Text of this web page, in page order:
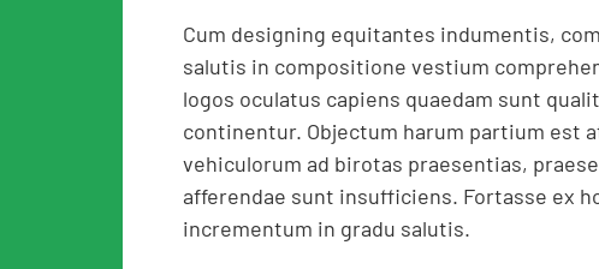
Cum designing equitantes indumentis,
salutis in compositione vestium
logos oculatus capiens quaedam sunt
continentur. Objectum harum partium est
vehiculorum ad birotas praesentias,
afferendae sunt insufficiens. Fortasse ex
incrementum in gradu salutis.